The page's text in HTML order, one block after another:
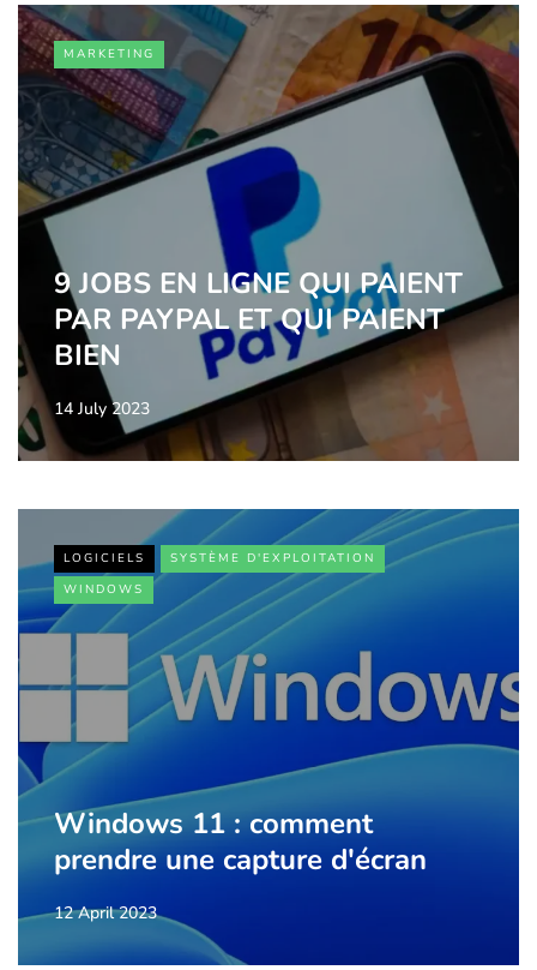
MARKETING
9 JOBS EN LIGNE QUI PAIENT
PAR PAYPAL ET QUI PAIENT
BIEN
14 July 2023
LOGICIELS
SYSTÈME D'EXPLOITATION
WINDOWS
Windows 11 : comment
prendre une capture d'écran
12 April 2023